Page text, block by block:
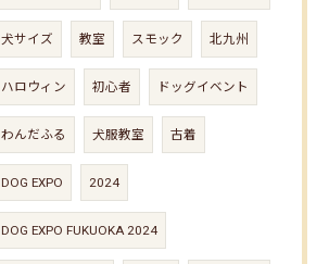
犬サイズ 教室 スモック 北九州
ハロウィン 初心者 ドッグイベント
わんだふる 犬服教室 古着
DOG EXPO 2024
DOG EXPO FUKUOKA 2024